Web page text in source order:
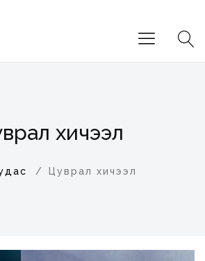
хичээл
Цуврал хичээл